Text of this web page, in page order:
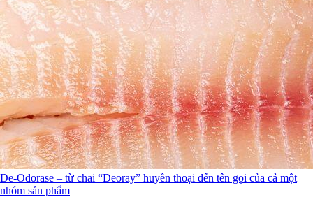
De-Odorase – từ chai “Deoray” huyền thoại đến tên gọi của cả một
nhóm sản phẩm